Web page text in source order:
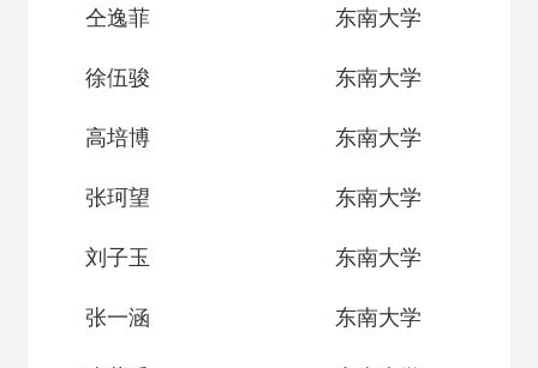
仝逸菲 东南大学
徐伍骏 东南大学
高培博 东南大学
张珂望 东南大学
刘子玉 东南大学
张一涵 东南大学